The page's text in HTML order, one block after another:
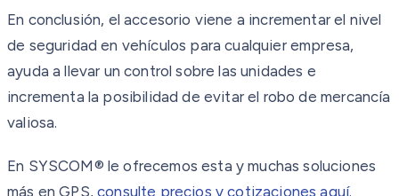
En conclusión, el accesorio viene a incrementar el nivel
de seguridad en vehículos para cualquier empresa,
ayuda a llevar un control sobre las unidades e
incrementa la posibilidad de evitar el robo de mercancía
valiosa.
En SYSCOM® le ofrecemos esta y muchas soluciones
más en GPS,consulte precios y cotizaciones aquí.